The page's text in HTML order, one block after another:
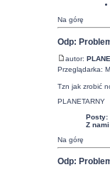
Na górę
Odp:
autor:
Przeglądarka:
Tzn jak zrobić
PLANETARNY
Posty:
Z
Na górę
Odp: